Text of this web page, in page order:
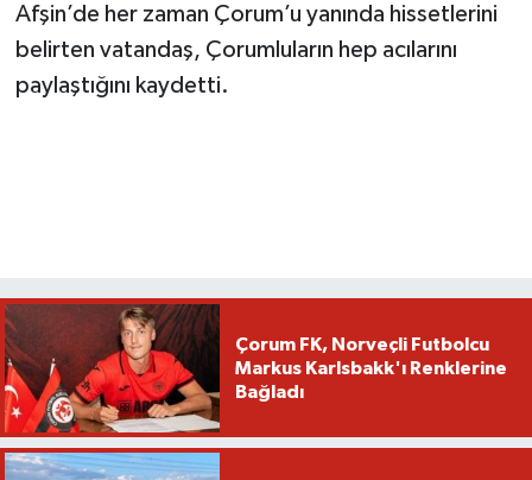
Afşin’de her zaman Çorum’u yanında hissetlerini
belirten vatandaş, Çorumluların hep acılarını
paylaştığını kaydetti.
Çorum FK, Norveçli Futbolcu
Markus Karlsbakk'ı Renklerine
Bağladı